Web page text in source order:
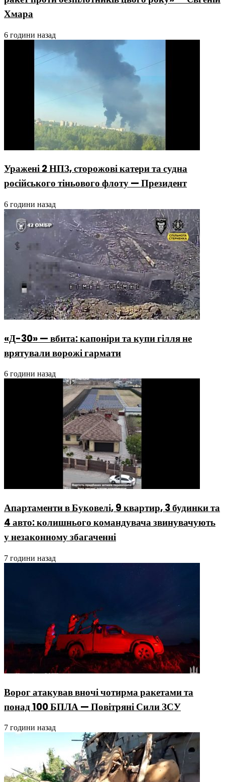
Хмара
6 години назад
Уражені 2 НПЗ, сторожові катери та судна
російського тіньового флоту — Президент
6 години назад
«Д-30» — вбита: капоніри та купи гілля не
врятували ворожі гармати
6 години назад
Апартаменти в Буковелі, 9 квартир, 3 будинки та
4 авто: колишнього командувача звинувачують
у незаконному збагаченні
7 години назад
Ворог атакував вночі чотирма ракетами та
понад 100 БПЛА — Повітряні Сили ЗСУ
7 години назад